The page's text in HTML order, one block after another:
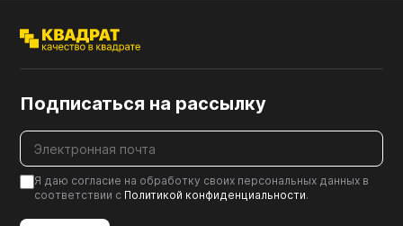
Подписаться на рассылку
Я даю согласие на обработку своих персональных данных в
соответствии с Политикой конфиденциальности.